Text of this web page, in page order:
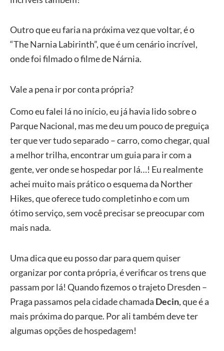
Outro que eu faria na próxima vez que voltar, é o
“The Narnia Labirinth”, que é um cenário incrível,
onde foi filmado o filme de Nárnia.
Vale a pena ir por conta própria?
Como eu falei lá no início, eu já havia lido sobre o
Parque Nacional, mas me deu um pouco de preguiça
ter que ver tudo separado – carro, como chegar, qual
a melhor trilha, encontrar um guia para ir com a
gente, ver onde se hospedar por lá…! Eu realmente
achei muito mais prático o esquema da Norther
Hikes, que oferece tudo completinho e com um
ótimo serviço, sem você precisar se preocupar com
mais nada.
Uma dica que eu posso dar para quem quiser
organizar por conta própria, é verificar os trens que
passam por lá! Quando fizemos o trajeto Dresden –
Praga passamos pela cidade chamada Decin, que é a
mais próxima do parque. Por ali também deve ter
algumas opções de hospedagem!